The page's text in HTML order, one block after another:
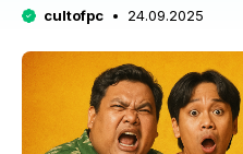
cultofpc 24.09.2025